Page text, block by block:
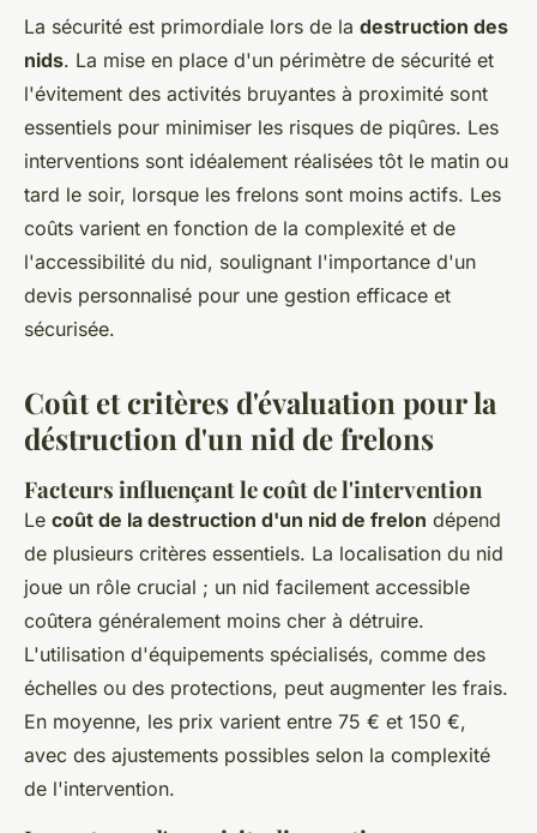
La sécurité est primordiale lors de la destruction des
nids. La mise en place d'un périmètre de sécurité et
l'évitement des activités bruyantes à proximité sont
essentiels pour minimiser les risques de piqûres. Les
interventions sont idéalement réalisées tôt le matin ou
tard le soir, lorsque les frelons sont moins actifs. Les
coûts varient en fonction de la complexité et de
l'accessibilité du nid, soulignant l'importance d'un
devis personnalisé pour une gestion efficace et
sécurisée.
Coût et critères d'évaluation pour la
déstruction d'un nid de frelons
Facteurs influençant le coût de l'intervention
Le coût de la destruction d'un nid de frelon dépend
de plusieurs critères essentiels. La localisation du nid
joue un rôle crucial ; un nid facilement accessible
coûtera généralement moins cher à détruire.
L'utilisation d'équipements spécialisés, comme des
échelles ou des protections, peut augmenter les frais.
En moyenne, les prix varient entre 75 € et 150 €,
avec des ajustements possibles selon la complexité
de l'intervention.